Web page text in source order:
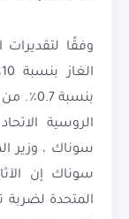
وفقًا
بنسبة
الروسية
سوناك ، وزير
سوناك إن